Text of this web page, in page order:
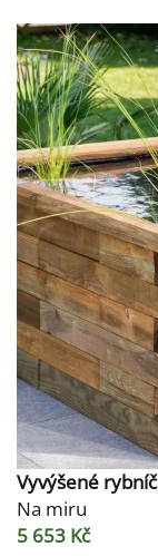
Vyvýšené
Na miru
5 653 Kč